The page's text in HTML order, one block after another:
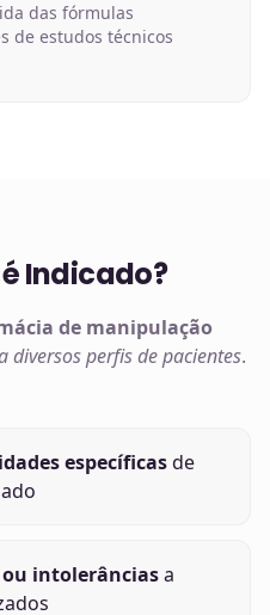
das fórmulas
de estudos técnicos
Indicado?
de manipulação
diversos perfis de pacientes.
específicasde
intolerânciasa